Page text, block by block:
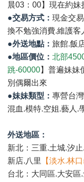
晨03：00】現在約妹
●交易方式： 現金交
換不勉強消費.維護客
●外送地點： 旅館.飯
●地區價位： 北部
跳-60000】普遍妹妹
別偶爾出來
●妹妹類型： 專營台
混血.模特.空姐.藝人.
外送地區：
新北：三重.土城.汐
新店.八里
【淡水.林
台北：大同區.大安區